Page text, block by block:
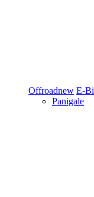
Offroadnew E-
Panigale